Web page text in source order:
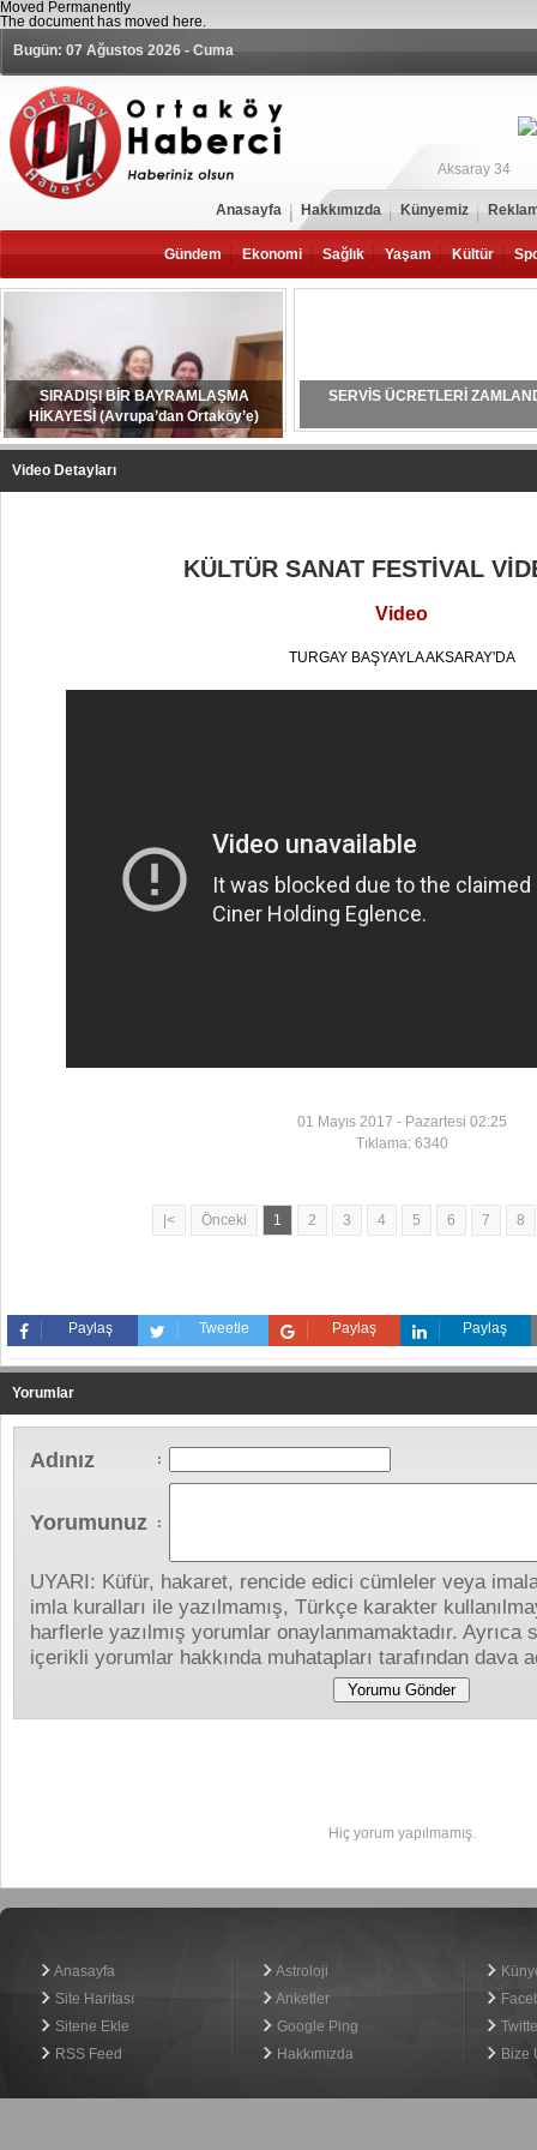
Moved Permanently
The document has moved here.
Bugün: 07 Ağustos 2026 - Cuma
Aksaray 34
Anasayfa Hakkımızda Künyemiz
Gündem Ekonomi Sağlık Yaşam Kültür
SIRADIŞI BİR BAYRAMLAŞMA
HİKAYESİ (Avrupa’dan Ortaköy’e)
SERVİS ÜCRETLERİ
Video Detayları
KÜLTÜR SANAT FESTİVAL
Video
TURGAY BAŞYAYLA AKSARAY'DA
01 Mayıs 2017 - Pazartesi 02:25
Tıklama: 6340
|< Önceki 1 2 3 4 5 6 7 8
Paylaş Tweetle Paylaş Paylaş
Yorumlar
Adınız :
Yorumunuz :
UYARI: Küfür, hakaret, rencide edici cümleler veya
imla kuralları ile yazılmamış, Türkçe karakter
harflerle yazılmış yorumlar onaylanmamaktadır.
içerikli yorumlar hakkında muhatapları tarafından dava
Hiç yorum yapılmamış.
Anasayfa
Site Haritası
Sitene Ekle
RSS Feed
Astroloji
Anketler
Google Ping
Hakkımızda
Bize